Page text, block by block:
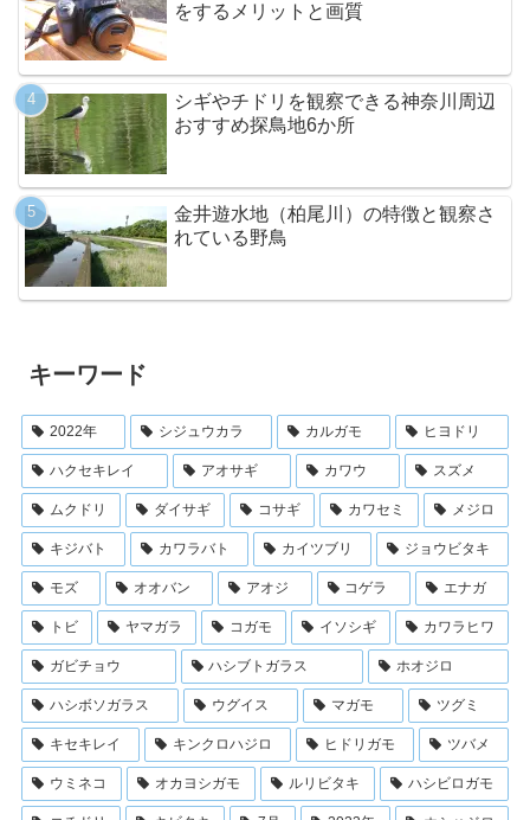
をするメリットと画質
シギやチドリを観察できる神奈川周辺
おすすめ探鳥地6か所
金井遊水地（柏尾川）の特徴と観察さ
れている野鳥
キーワード
2022年 シジュウカラ カルガモ ヒヨドリ
ハクセキレイ アオサギ カワウ スズメ
ムクドリ ダイサギ コサギ カワセミ メジロ
キジバト カワラバト カイツブリ ジョウビタキ
モズ オオバン アオジ コゲラ エナガ
トビ ヤマガラ コガモ イソシギ カワラヒワ
ガビチョウ ハシブトガラス ホオジロ
ハシボソガラス ウグイス マガモ ツグミ
キセキレイ キンクロハジロ ヒドリガモ ツバメ
ウミネコ オカヨシガモ ルリビタキ ハシビロガモ